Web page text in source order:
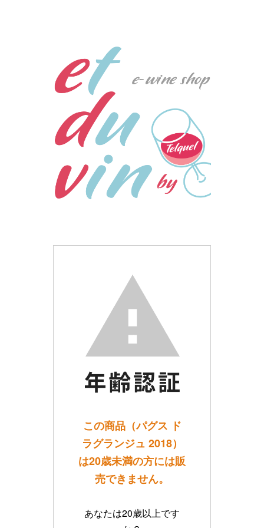
この商品（パグス ド
ラグランジュ 2018）
は20歳未満の方には販
売できません。
あなたは20歳以上です